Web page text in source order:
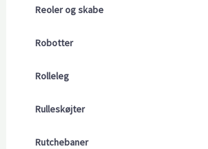
Reoler og skabe
Robotter
Rolleleg
Rulleskøjter
Rutchebaner